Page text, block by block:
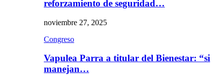
reforzamiento de seguridad…
noviembre 27, 2025
Congreso
Vapulea Parra a titular del Bienestar: “si
manejan…